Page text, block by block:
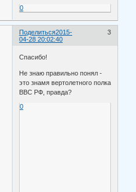
0
Поделиться 3
2015-
04-28 20:02:40
Спасибо!
Не знаю правильно понял -
это знамя вертолетного полка
ВВС РФ, правда?
0